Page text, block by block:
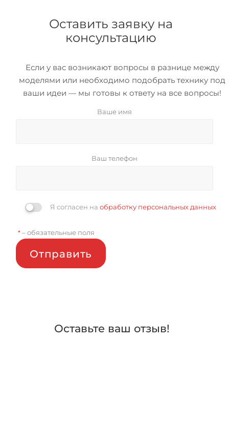
Оставить заявку на
консультацию
Если у вас возникают вопросы в разнице между
моделями или необходимо подобрать технику под
ваши идеи — мы готовы к ответу на все вопросы!
Ваше имя
Ваш телефон
Я согласен на обработку персональных данных
Отправить
* – обязательные поля
Оставьте ваш отзыв!